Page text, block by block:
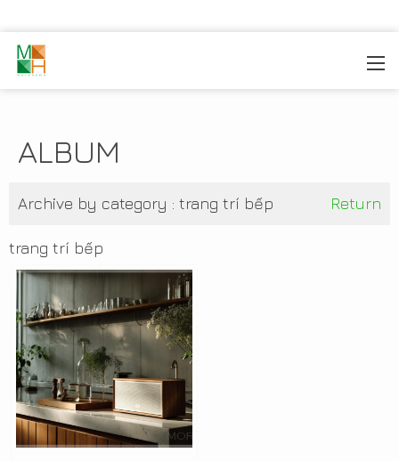
ĐẸP
ALBUM
Archive by category : trang trí bếp Return
trang trí bếp